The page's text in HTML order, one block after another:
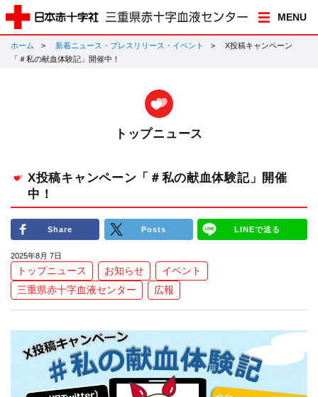
MENU
ホーム 新着ニュース・プレスリリース・イベント
X投稿キャンペーン
「＃私の献血体験記」開催中！
トップニュース
X投稿キャンペーン「＃私の献血体験記」開催
中！
Share Posts LINEで送る
2025年8月 7日
トップニュース お知らせ
イベント
三重県赤十字血液センター
広報